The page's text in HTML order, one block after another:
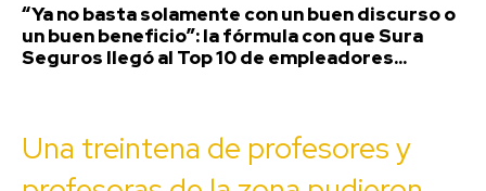
“Ya no basta solamente con un buen discurso o
un buen beneficio”: la fórmula con que Sura
Seguros llegó al Top 10 de empleadores...
Una treintena de profesores y